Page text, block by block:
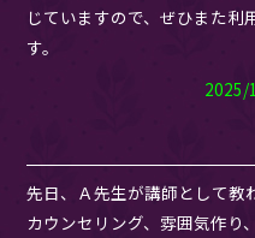
じていますので、ぜひまた利
す。
先日、Ａ先生が講師として教
カウンセリング、雰囲気作り